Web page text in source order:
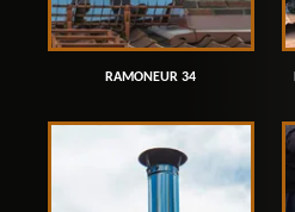
RAMONEUR 34